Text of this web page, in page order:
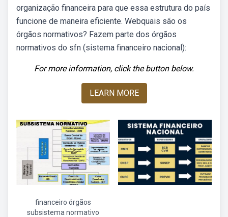
organização financeira para que essa estrutura do país
funcione de maneira eficiente. Webquais são os
órgãos normativos? Fazem parte dos órgãos
normativos do sfn (sistema financeiro nacional):
For more information, click the button below.
LEARN MORE
financeiro órgãos
subsistema normativo